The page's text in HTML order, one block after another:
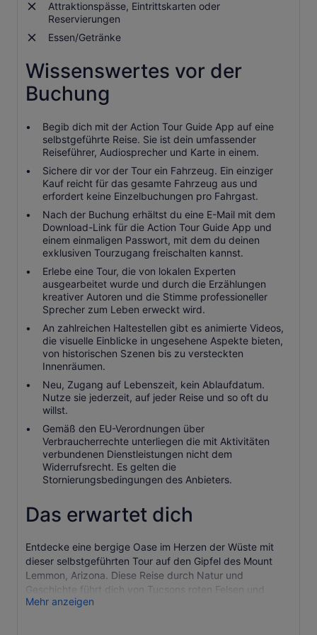
Attraktionspässe, Eintrittskarten oder
Reservierungen
Essen/Getränke
Wissenswertes vor der
Buchung
Begib dich mit der Action Tour Guide App auf eine
selbstgeführte Reise. Sie ist dein umfassender
Reiseführer, Audiosprecher und Karte in einem.
Sichere dir vor der Tour ein Fahrzeug. Ein einziger
Kauf reicht für das gesamte Fahrzeug aus und
erfordert keine Einzelbuchungen pro Fahrgast.
Nach der Buchung erhältst du eine E-Mail mit dem
Download-Link für die Action Tour Guide App und
einem einmaligen Passwort, mit dem du deinen
exklusiven Tourzugang freischalten kannst.
Erlebe eine Tour, die von lokalen Experten
ausgearbeitet wurde und durch die Erzählungen
kreativer Autoren und die Stimme professioneller
Sprecher zum Leben erweckt wird.
An zahlreichen Haltestellen gibt es animierte Videos,
die visuelle Einblicke in ungesehene Aspekte bieten,
von historischen Szenen bis zu versteckten
Innenräumen.
Neu, Zugang auf Lebenszeit, kein Ablaufdatum.
Nutze sie jederzeit, auf jeder Reise und so oft du
willst.
Gemäß den EU-Verordnungen über
Verbraucherrechte unterliegen die mit Aktivitäten
verbundenen Dienstleistungen nicht dem
Widerrufsrecht. Es gelten die
Stornierungsbedingungen des Anbieters.
Das erwartet dich
Entdecke eine bergige Oase im Herzen der Wüste mit
dieser selbstgeführten Tour auf den Gipfel des Mount
Lemmon, Arizona. Diese Reise durch Natur und
Geschichte führt dich von Tucsons roten Felsen und
Saguaro-Kakteen zu den üppigen Urwäldern der Catalina
Mehr anzeigen